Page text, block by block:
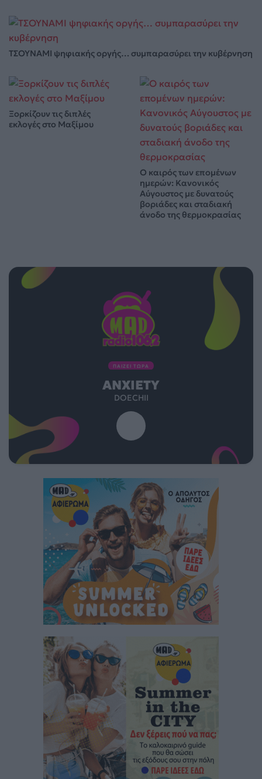
ΤΣΟΥΝΑΜΙ ψηφιακής οργής… συμπαρασύρει την κυβέρνηση
Ξορκίζουν τις διπλές
εκλογές στο Μαξίμου
Ο καιρός των επομένων
ημερών: Κανονικός
Αύγουστος με δυνατούς
βοριάδες και σταδιακή
άνοδο της θερμοκρασίας
ΠΑΙΖΕΙ ΤΩΡΑ
ANXIETY
DOECHII